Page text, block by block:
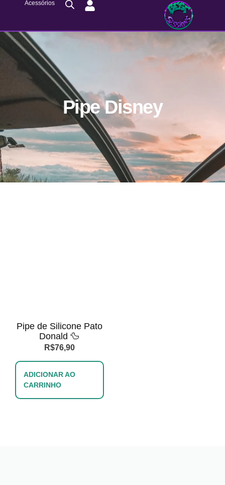
Acessórios
Pipe Disney
Pipe de Silicone Pato
Donald 🦆
R$76,90
ADICIONAR AO
CARRINHO